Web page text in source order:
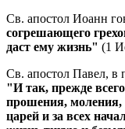
Св. апостол Иоанн
согрешающего
даст ему жизнь" (1
Св. апостол Павел,
"И так, прежде
прошения, моления,
царей и за всех